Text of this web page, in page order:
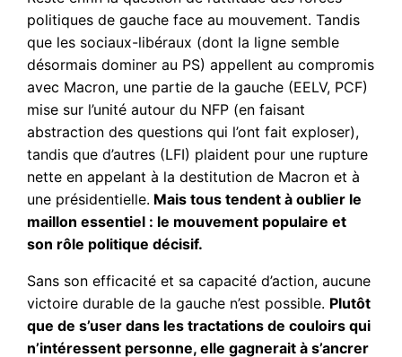
politiques de gauche face au mouvement. Tandis
que les sociaux-libéraux (dont la ligne semble
désormais dominer au PS) appellent au compromis
avec Macron, une partie de la gauche (EELV, PCF)
mise sur l’unité autour du NFP (en faisant
abstraction des questions qui l’ont fait exploser),
tandis que d’autres (LFI) plaident pour une rupture
nette en appelant à la destitution de Macron et à
une présidentielle. Mais tous tendent à oublier le
maillon essentiel : le mouvement populaire et
son rôle politique décisif.
Sans son efficacité et sa capacité d’action, aucune
victoire durable de la gauche n’est possible. Plutôt
que de s’user dans les tractations de couloirs qui
n’intéressent personne, elle gagnerait à s’ancrer